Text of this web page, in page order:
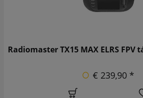
Radiomaster TX15 MAX ELRS FPV
€ 239,90 *